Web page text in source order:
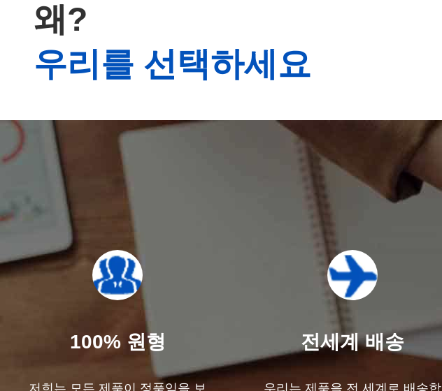
왜?
우리를 선택하세요
100% 원형
저희는 모든 제품이 정품임을 보
전세계 배송
우리는 제품을 전 세계로 배송합